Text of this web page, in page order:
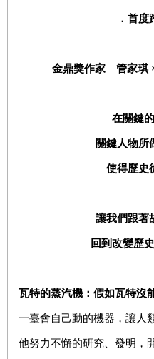
．首度
金鼎獎作家 管家琪
在關鍵
關鍵人物所
使得歷史
讓我們跟著
回到改變歷
瓦特的蒸汽機：假如瓦特沒
一臺會自己動的機器，讓人
他努力不懈的研究、發明，